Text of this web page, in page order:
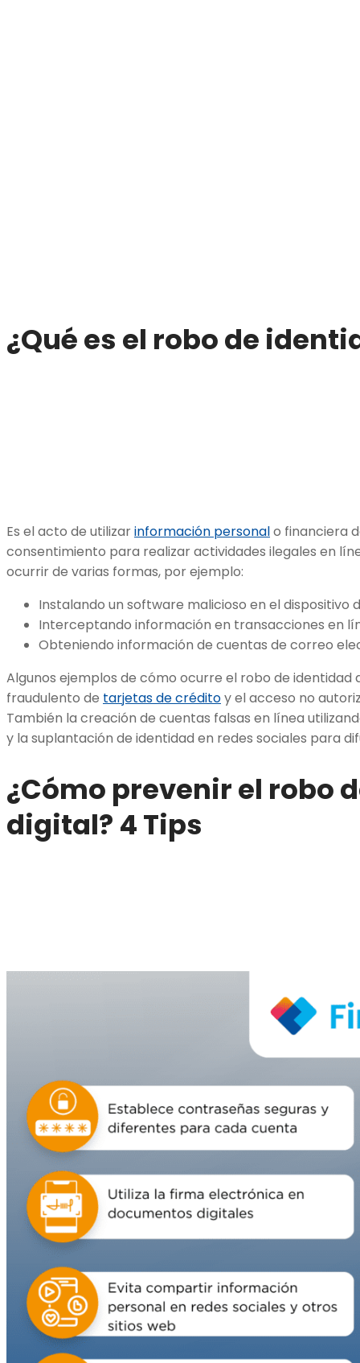
¿Qué es el robo de
Es el acto de utilizarinformación personalo financiera
consentimiento para realizar actividades ilegales en
ocurrir de varias formas, por ejemplo:
Instalando un software malicioso en el dispositivo
Interceptando información en transacciones en
Obteniendo información de cuentas de correo
Algunos ejemplos de cómo ocurre el robo de identidad
fraudulento de tarjetas de créditoy el acceso no
También la creación de cuentas falsas en línea
y la suplantación de identidad en redes sociales para
¿Cómo prevenir el robo
digital? 4 Tips